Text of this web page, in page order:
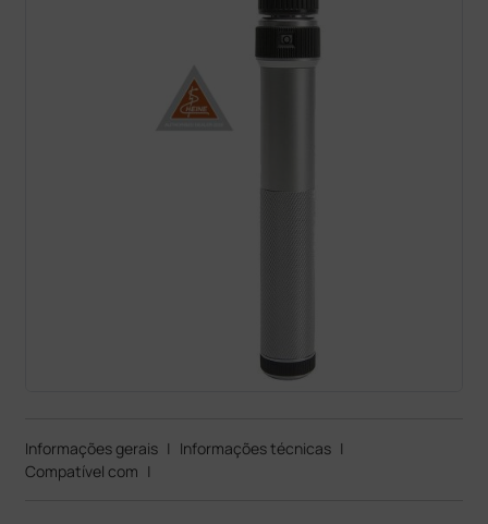
Informações gerais | Informações técnicas |
Compatível com |